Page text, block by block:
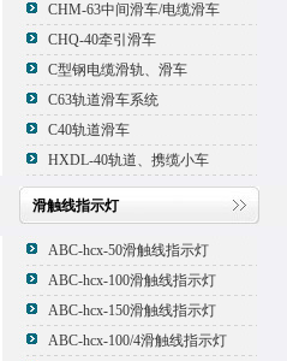
CHM-63中间滑车/电缆滑车
CHQ-40牵引滑车
C型钢电缆滑轨、滑车
C63轨道滑车系统
C40轨道滑车
HXDL-40轨道、携缆小车
滑触线指示灯
ABC-hcx-50滑触线指示灯
ABC-hcx-100滑触线指示灯
ABC-hcx-150滑触线指示灯
ABC-hcx-100/4滑触线指示灯